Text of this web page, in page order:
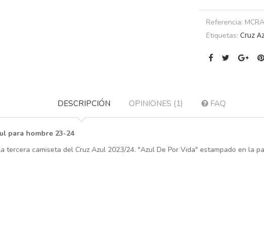
Referencia:
Etiquetas: Cruz
DESCRIPCIÓN OPINIONES (1) FAQ
para hombre 23-24
tercera camiseta del Cruz Azul 2023/24. "Azul De Por Vida" estampado en la